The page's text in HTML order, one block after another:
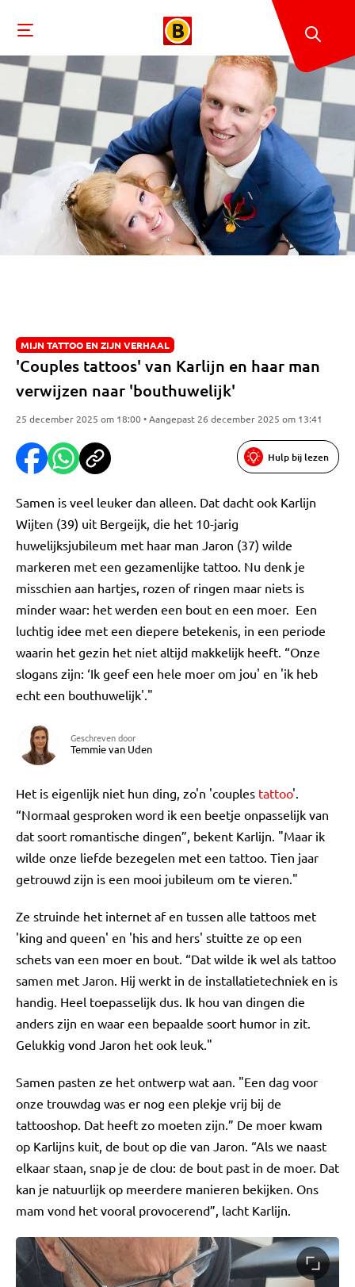
MIJN TATTOO EN ZIJN VERHAAL
'Couples tattoos' van Karlijn en haar man
verwijzen naar 'bouthuwelijk'
25 december 2025 om 18:00 • Aangepast 26 december 2025 om 13:41
Hulp bij lezen
Samen is veel leuker dan alleen. Dat dacht ook Karlijn
Wijten (39) uit Bergeijk, die het 10-jarig
huwelijksjubileum met haar man Jaron (37) wilde
markeren met een gezamenlijke tattoo. Nu denk je
misschien aan hartjes, rozen of ringen maar niets is
minder waar: het werden een bout en een moer. Een
luchtig idee met een diepere betekenis, in een periode
waarin het gezin het niet altijd makkelijk heeft. “Onze
slogans zijn: ‘Ik geef een hele moer om jou' en 'ik heb
echt een bouthuwelijk'."
Geschreven door
Temmie van Uden
Het is eigenlijk niet hun ding, zo'n 'couples tattoo'.
“Normaal gesproken word ik een beetje onpasselijk van
dat soort romantische dingen”, bekent Karlijn. "Maar ik
wilde onze liefde bezegelen met een tattoo. Tien jaar
getrouwd zijn is een mooi jubileum om te vieren."
Ze struinde het internet af en tussen alle tattoos met
'king and queen' en 'his and hers' stuitte ze op een
schets van een moer en bout. “Dat wilde ik wel als tattoo
samen met Jaron. Hij werkt in de installatietechniek en is
handig. Heel toepasselijk dus. Ik hou van dingen die
anders zijn en waar een bepaalde soort humor in zit.
Gelukkig vond Jaron het ook leuk."
Samen pasten ze het ontwerp wat aan. "Een dag voor
onze trouwdag was er nog een plekje vrij bij de
tattooshop. Dat heeft zo moeten zijn.” De moer kwam
op Karlijns kuit, de bout op die van Jaron. “Als we naast
elkaar staan, snap je de clou: de bout past in de moer. Dat
kan je natuurlijk op meerdere manieren bekijken. Ons
mam vond het vooral provocerend”, lacht Karlijn.